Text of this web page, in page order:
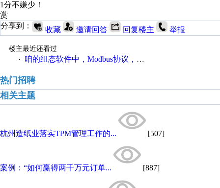
1分不嫌少！
赏
分享到：
收藏 邀请回答 回复楼主 举报
楼主最近还看过
·
咱的组态软件中，Modbus协议，如何寻址字变量中某一位
热门招聘
相关主题
杭州造纸业落实TPM管理工作的... [507]
案例：“如何赢得两千万元订单... [887]